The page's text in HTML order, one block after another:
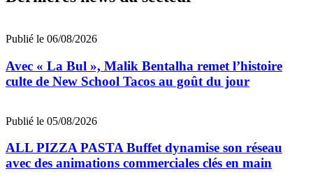
Publié le 06/08/2026
Avec « La Bul », Malik Bentalha remet l’histoire
culte de New School Tacos au goût du jour
Publié le 05/08/2026
ALL PIZZA PASTA Buffet dynamise son réseau
avec des animations commerciales clés en main